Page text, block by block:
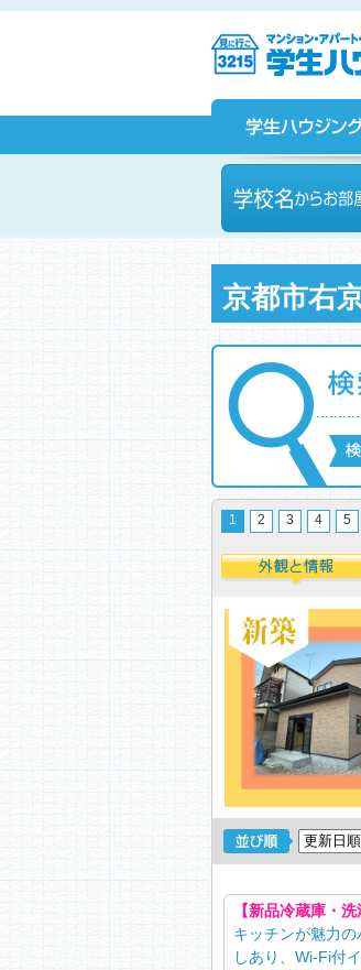
学校名からお部屋
京都市右
1 2 3 4 5
【新品冷蔵庫・
キッチンが魅力
しあり、Wi-Fi付